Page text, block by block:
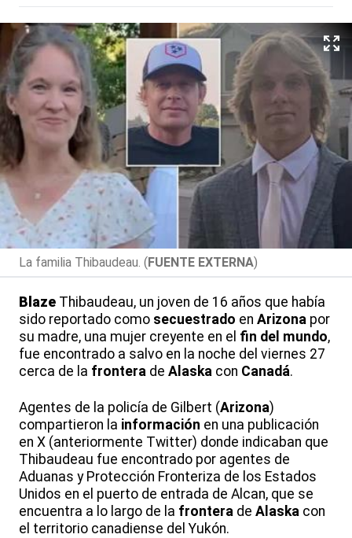
La familia Thibaudeau. (FUENTE EXTERNA)
Blaze Thibaudeau, un joven de 16 años que había
sido reportado como secuestrado en Arizona por
su madre, una mujer creyente en el fin del mundo,
fue encontrado a salvo en la noche del viernes 27
cerca de la frontera de Alaska con Canadá.
Agentes de la policía de Gilbert (Arizona)
compartieron la información en una publicación
en X (anteriormente Twitter) donde indicaban que
Thibaudeau fue encontrado por agentes de
Aduanas y Protección Fronteriza de los Estados
Unidos en el puerto de entrada de Alcan, que se
encuentra a lo largo de la frontera de Alaska con
el territorio canadiense del Yukón.